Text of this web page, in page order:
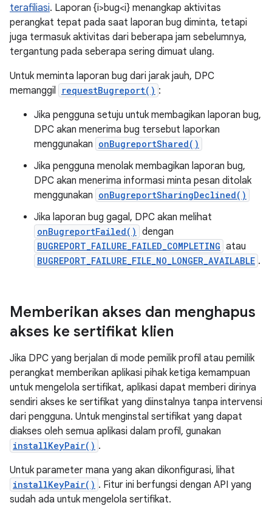
terafiliasi. Laporan {i>bug<i} menangkap aktivitas
perangkat tepat pada saat laporan bug diminta, tetapi
juga termasuk aktivitas dari beberapa jam sebelumnya,
tergantung pada seberapa sering dimuat ulang.
Untuk meminta laporan bug dari jarak jauh, DPC
memanggil
requestBugreport() :
Jika pengguna setuju untuk membagikan laporan bug,
DPC akan menerima bug tersebut laporkan
menggunakan onBugreportShared()
Jika pengguna menolak membagikan laporan bug,
DPC akan menerima informasi minta pesan ditolak
menggunakan onBugreportSharingDeclined()
Jika laporan bug gagal, DPC akan melihat
onBugreportFailed() dengan
BUGREPORT_FAILURE_FAILED_COMPLETING atau
BUGREPORT_FAILURE_FILE_NO_LONGER_AVAILABLE .
Memberikan akses dan menghapus
akses ke sertifikat klien
Jika DPC yang berjalan di mode pemilik profil atau pemilik
perangkat memberikan aplikasi pihak ketiga kemampuan
untuk mengelola sertifikat, aplikasi dapat memberi dirinya
sendiri akses ke sertifikat yang diinstalnya tanpa intervensi
dari pengguna. Untuk menginstal sertifikat yang dapat
diakses oleh semua aplikasi dalam profil, gunakan
installKeyPair() .
Untuk parameter mana yang akan dikonfigurasi, lihat
installKeyPair() . Fitur ini berfungsi dengan API yang
sudah ada untuk mengelola sertifikat.